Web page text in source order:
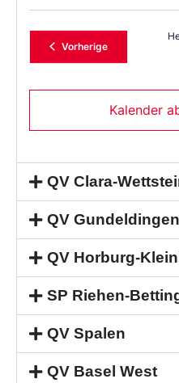
VorherigeVeranstaltungen
Kalender
QV Clara-
QV
QV Horburg-
SP Riehen-
QV Spalen
QV Basel West